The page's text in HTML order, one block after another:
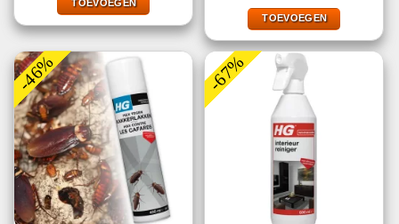
€9,49.
€2,90.
TOEVOEGEN
was:
€8,95.
is:
€3,95.
TOEVOEGEN
-46% -67%